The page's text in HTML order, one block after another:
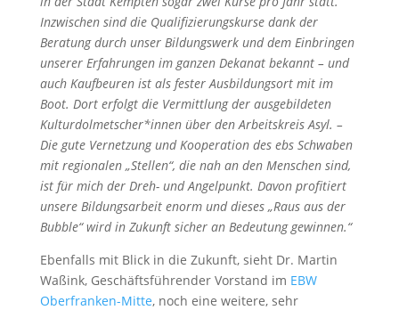
Inzwischen sind die Qualifizierungskurse dank der
Beratung durch unser Bildungswerk und dem Einbringen
unserer Erfahrungen im ganzen Dekanat bekannt – und
auch Kaufbeuren ist als fester Ausbildungsort mit im
Boot. Dort erfolgt die Vermittlung der ausgebildeten
Kulturdolmetscher*innen über den Arbeitskreis Asyl. –
Die gute Vernetzung und Kooperation des ebs Schwaben
mit regionalen „Stellen“, die nah an den Menschen sind,
ist für mich der Dreh- und Angelpunkt. Davon profitiert
unsere Bildungsarbeit enorm und dieses „Raus aus der
Bubble“ wird in Zukunft sicher an Bedeutung gewinnen.“
Ebenfalls mit Blick in die Zukunft, sieht Dr. Martin
Waßink, Geschäftsführender Vorstand im EBW
Oberfranken-Mitte, noch eine weitere, sehr